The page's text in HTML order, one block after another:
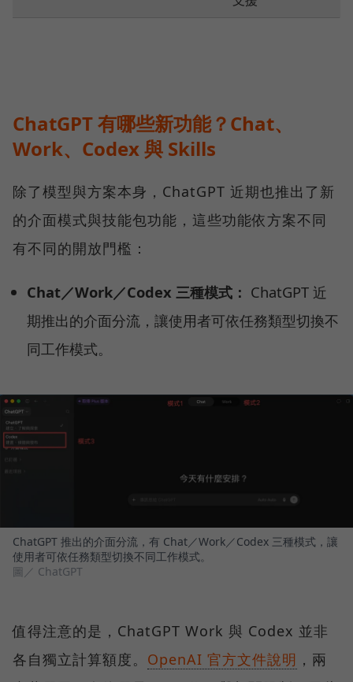
ChatGPT 有哪些新功能？Chat、
Work、Codex 與 Skills
除了模型與方案本身，ChatGPT 近期也推出了新
的介面模式與技能包功能，這些功能依方案不同
有不同的開放門檻：
Chat／Work／Codex 三種模式： ChatGPT 近
期推出的介面分流，讓使用者可依任務類型切換不
同工作模式。
ChatGPT 推出的介面分流，有 Chat／Work／Codex 三種模式，讓
使用者可依任務類型切換不同工作模式。
圖／ ChatGPT
值得注意的是，ChatGPT Work 與 Codex 並非
各自獨立計算額度。 OpenAI 官方文件說明 ，兩